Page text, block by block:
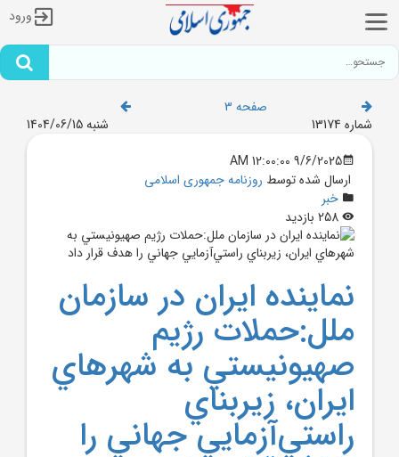
ورود
صفحه 3
شماره 13174
شنبه 1404/06/15
9/6/2025 12:00:00 AM
ارسال شده توسط روزنامه جمهوری اسلامی
خبر
نماينده ايران در سازمان
ملل:حملات رژيم
صهيونيستي به شهر‌هاي
ايران، زيربناي
راستي‌آزمايي جهاني را